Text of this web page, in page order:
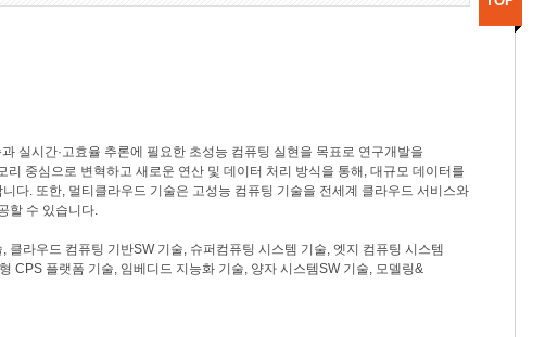
실시간·고효율 추론에 필요한 초성능 컴퓨팅 실현을 목표로 연구개발을
중심으로 변혁하고 새로운 연산 및 데이터 처리 방식을 통해, 대규모 데이터를
다. 또한, 멀티클라우드 기술은 고성능 컴퓨팅 기술을 전세계 클라우드 서비스와
할 수 있습니다.
라우드 컴퓨팅 기반SW 기술, 슈퍼컴퓨팅 시스템 기술, 엣지 컴퓨팅 시스템
CPS 플랫폼 기술, 임베디드 지능화 기술, 양자 시스템SW 기술, 모델링&